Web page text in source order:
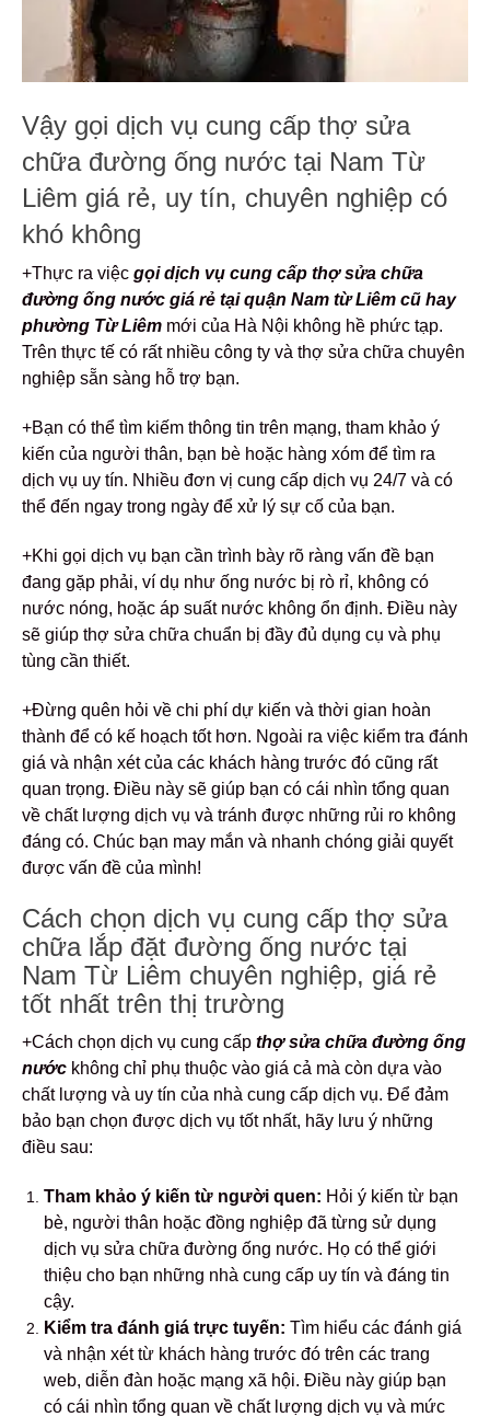
Vậy gọi dịch vụ cung cấp thợ sửa
chữa đường ống nước tại Nam Từ
Liêm giá rẻ, uy tín, chuyên nghiệp có
khó không
+Thực ra việc gọi dịch vụ cung cấp thợ sửa chữa
đường ống nước giá rẻ tại quận Nam từ Liêm cũ hay
phường Từ Liêm mới của Hà Nội không hề phức tạp.
Trên thực tế có rất nhiều công ty và thợ sửa chữa chuyên
nghiệp sẵn sàng hỗ trợ bạn.
+Bạn có thể tìm kiếm thông tin trên mạng, tham khảo ý
kiến của người thân, bạn bè hoặc hàng xóm để tìm ra
dịch vụ uy tín. Nhiều đơn vị cung cấp dịch vụ 24/7 và có
thể đến ngay trong ngày để xử lý sự cố của bạn.
+Khi gọi dịch vụ bạn cần trình bày rõ ràng vấn đề bạn
đang gặp phải, ví dụ như ống nước bị rò rỉ, không có
nước nóng, hoặc áp suất nước không ổn định. Điều này
sẽ giúp thợ sửa chữa chuẩn bị đầy đủ dụng cụ và phụ
tùng cần thiết.
+Đừng quên hỏi về chi phí dự kiến và thời gian hoàn
thành để có kế hoạch tốt hơn. Ngoài ra việc kiểm tra đánh
giá và nhận xét của các khách hàng trước đó cũng rất
quan trọng. Điều này sẽ giúp bạn có cái nhìn tổng quan
về chất lượng dịch vụ và tránh được những rủi ro không
đáng có. Chúc bạn may mắn và nhanh chóng giải quyết
được vấn đề của mình!
Cách chọn dịch vụ cung cấp thợ sửa
chữa lắp đặt đường ống nước tại
Nam Từ Liêm chuyên nghiệp, giá rẻ
tốt nhất trên thị trường
+Cách chọn dịch vụ cung cấp thợ sửa chữa đường ống
nước không chỉ phụ thuộc vào giá cả mà còn dựa vào
chất lượng và uy tín của nhà cung cấp dịch vụ. Để đảm
bảo bạn chọn được dịch vụ tốt nhất, hãy lưu ý những
điều sau:
Tham khảo ý kiến từ người quen: Hỏi ý kiến từ bạn
bè, người thân hoặc đồng nghiệp đã từng sử dụng
dịch vụ sửa chữa đường ống nước. Họ có thể giới
thiệu cho bạn những nhà cung cấp uy tín và đáng tin
cậy.
Kiểm tra đánh giá trực tuyến: Tìm hiểu các đánh giá
và nhận xét từ khách hàng trước đó trên các trang
web, diễn đàn hoặc mạng xã hội. Điều này giúp bạn
có cái nhìn tổng quan về chất lượng dịch vụ và mức